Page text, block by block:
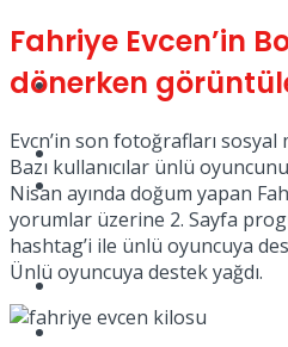
TV
Kadınca
Sinema
Tatil
Spor
Fahriye Evcen’in
dönerken
Evcn’in son fotoğrafları
Bazı kullanıcılar ünlü
Nisan ayında doğum yapan
yorumlar üzerine 2. Sayfa
hashtag’i ile ünlü oyuncuya
Ünlü oyuncuya destek yağdı.